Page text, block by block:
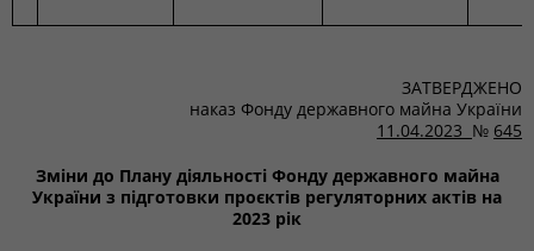
ЗАТВЕРДЖЕНО
наказ Фонду державного майна України
11.04.2023 № 645
Зміни до Плану діяльності Фонду державного майна
України з підготовки проєктів регуляторних актів на
2023 рік